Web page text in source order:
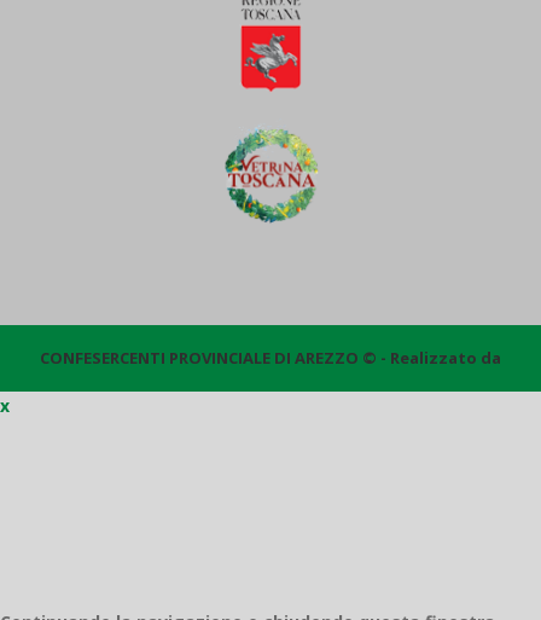
CONFESERCENTI PROVINCIALE DI AREZZO © - Realizzato da
x